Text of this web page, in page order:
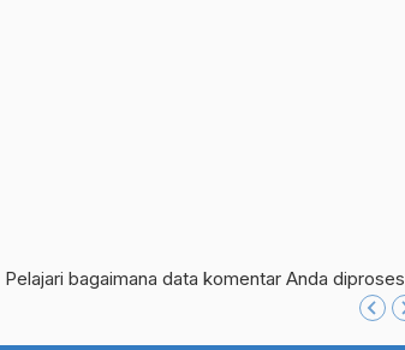
Pelajari bagaimana data komentar Anda diproses